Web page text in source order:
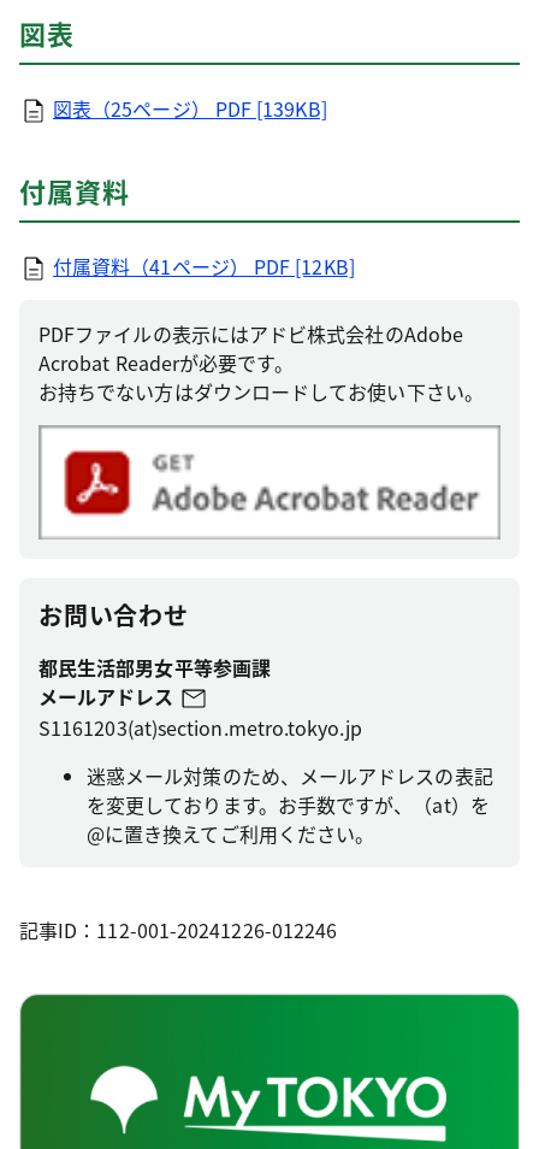
図表
図表（25ページ） PDF [139KB]
付属資料
付属資料（41ページ） PDF [12KB]
PDFファイルの表示にはアドビ株式会社のAdobe
Acrobat Readerが必要です。
お持ちでない方はダウンロードしてお使い下さい。
お問い合わせ
都民生活部男女平等参画課
メールアドレス
S1161203(at)section.metro.tokyo.jp
迷惑メール対策のため、メールアドレスの表記
を変更しております。お手数ですが、（at）を
@に置き換えてご利用ください。
記事ID：112-001-20241226-012246